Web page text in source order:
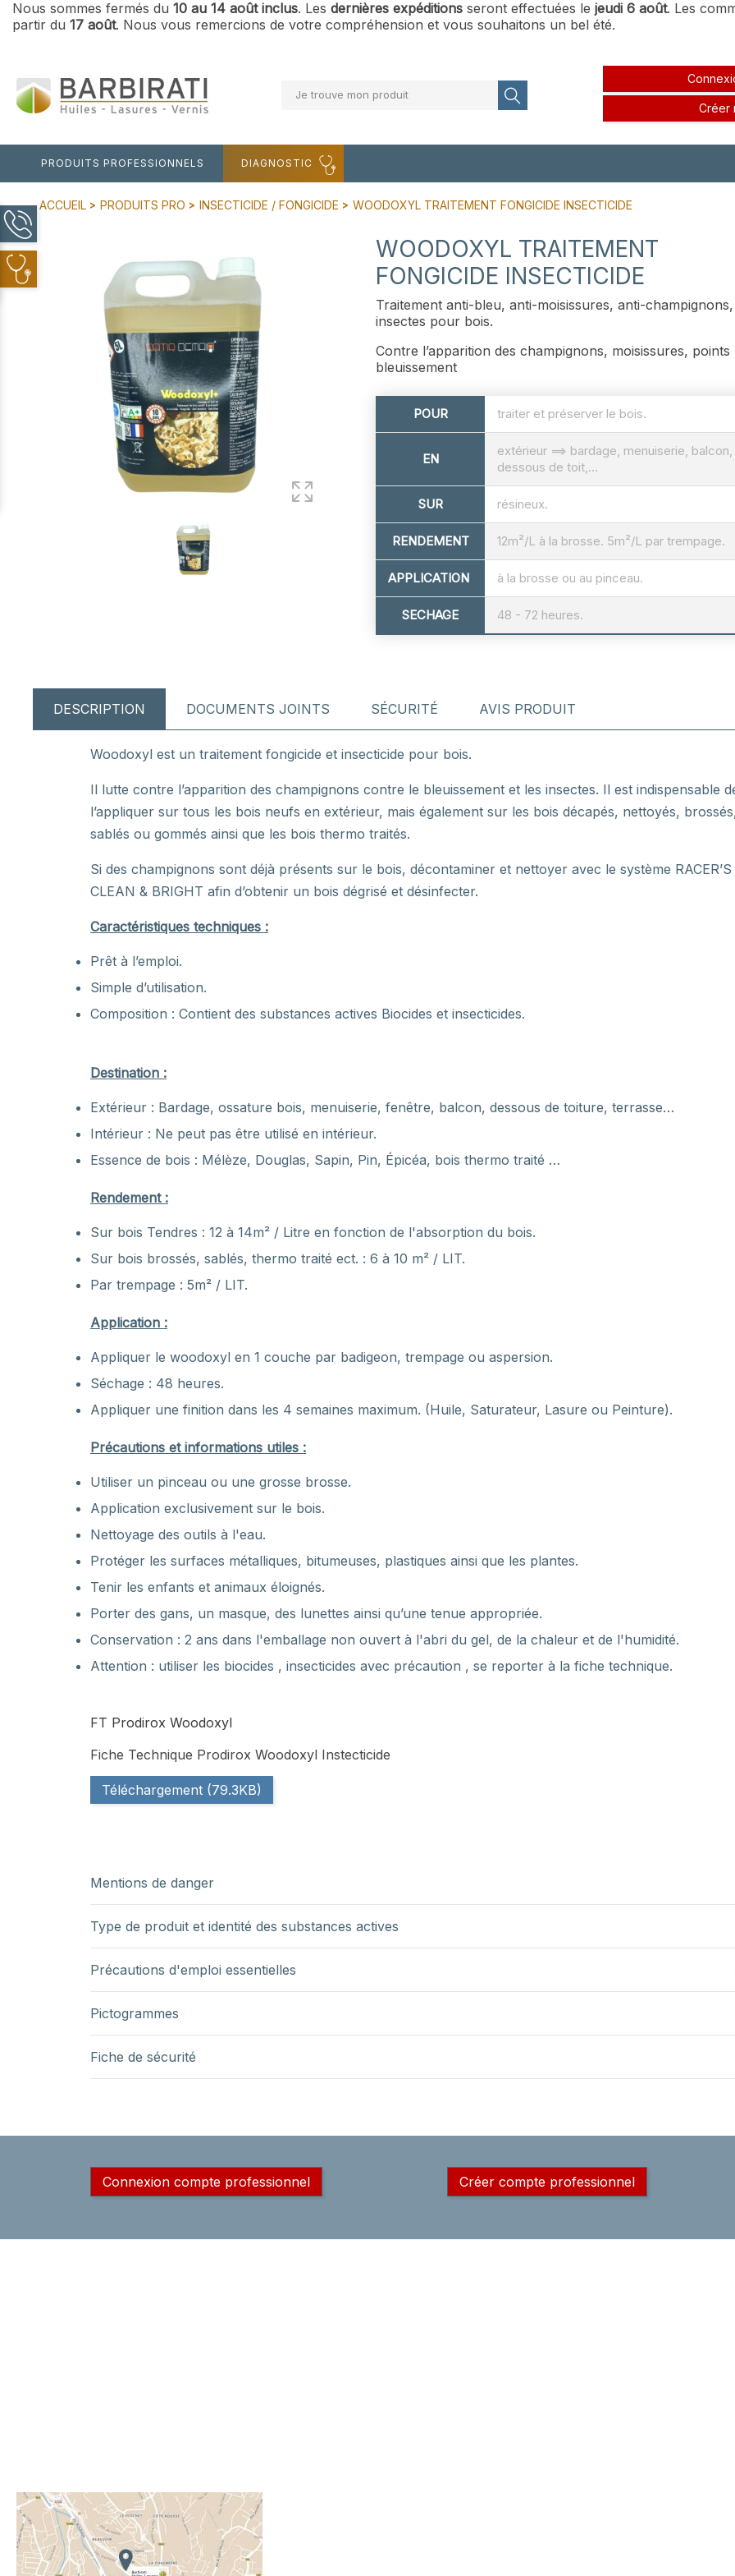
Nous sommes fermés du 10 au 14 août inclus. Les dernières expéditions seront effectuées le jeudi 6 août. Les
partir du 17 août. Nous vous remercions de votre compréhension et vous souhaitons un bel été.
Je trouve mon produit
Créer
PRODUITS PROFESSIONNELS DIAGNOSTIC
ACCUEIL PRODUITS PRO INSECTICIDE / FONGICIDE WOODOXYL TRAITEMENT FONGICIDE INSECTICIDE
WOODOXYL TRAITEMENT
FONGICIDE INSECTICIDE
Traitement anti-bleu, anti-moisissures, anti-
insectes pour bois.
Contre l’apparition des champignons, moisissures,
bleuissement
POUR traiter et préserver le bois.
EN
extérieur ==> bardage, menuiserie,
dessous de toit,...
SUR résineux.
RENDEMENT 12m²/L à la brosse. 5m²/L par trempage.
APPLICATION à la brosse ou au pinceau.
SECHAGE 48 - 72 heures.
DESCRIPTION DOCUMENTS JOINTS SÉCURITÉ AVIS PRODUIT
Woodoxyl est un traitement fongicide et insecticide pour bois.
Il lutte contre l’apparition des champignons contre le bleuissement et les insectes. Il est indispensable
l’appliquer sur tous les bois neufs en extérieur, mais également sur les bois décapés, nettoyés,
sablés ou gommés ainsi que les bois thermo traités.
Si des champignons sont déjà présents sur le bois, décontaminer et nettoyer avec le système RACER’S
CLEAN & BRIGHT afin d’obtenir un bois dégrisé et désinfecter.
Caractéristiques techniques :
Prêt à l’emploi.
Simple d’utilisation.
Composition : Contient des substances actives Biocides et insecticides.
Destination :
Extérieur : Bardage, ossature bois, menuiserie, fenêtre, balcon, dessous de toiture, terrasse…
Intérieur : Ne peut pas être utilisé en intérieur.
Essence de bois : Mélèze, Douglas, Sapin, Pin, Épicéa, bois thermo traité …
Rendement :
Sur bois Tendres : 12 à 14m² / Litre en fonction de l'absorption du bois.
Sur bois brossés, sablés, thermo traité ect. : 6 à 10 m² / LIT.
Par trempage : 5m² / LIT.
Application :
Appliquer le woodoxyl en 1 couche par badigeon, trempage ou aspersion.
Séchage : 48 heures.
Appliquer une finition dans les 4 semaines maximum. (Huile, Saturateur, Lasure ou Peinture).
Précautions et informations utiles :
Utiliser un pinceau ou une grosse brosse.
Application exclusivement sur le bois.
Nettoyage des outils à l'eau.
Protéger les surfaces métalliques, bitumeuses, plastiques ainsi que les plantes.
Tenir les enfants et animaux éloignés.
Porter des gans, un masque, des lunettes ainsi qu’une tenue appropriée.
Conservation : 2 ans dans l'emballage non ouvert à l'abri du gel, de la chaleur et de l'humidité.
Attention : utiliser les biocides , insecticides avec précaution , se reporter à la fiche technique.
FT Prodirox Woodoxyl
Fiche Technique Prodirox Woodoxyl Instecticide
Téléchargement (79.3KB)
Mentions de danger
Type de produit et identité des substances actives
Précautions d'emploi essentielles
Pictogrammes
Fiche de sécurité
Connexion compte professionnel Créer compte professionnel